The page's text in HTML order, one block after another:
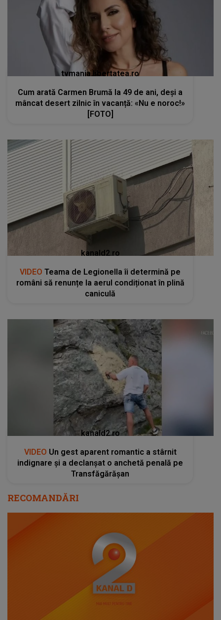
tvmania.libertatea.ro
Cum arată Carmen Brumă la 49 de ani, deși a
mâncat desert zilnic în vacanță: «Nu e noroc!»
[FOTO]
kanald2.ro
VIDEO Teama de Legionella îi determină pe
români să renunțe la aerul condiționat în plină
caniculă
kanald2.ro
VIDEO Un gest aparent romantic a stârnit
indignare și a declanșat o anchetă penală pe
Transfăgărășan
RECOMANDĂRI